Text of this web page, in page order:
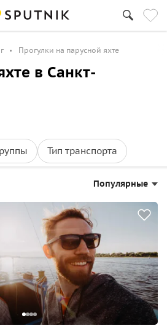
Прогулки на парусной яхте
в Санкт-
Тип транспорта
Популярные